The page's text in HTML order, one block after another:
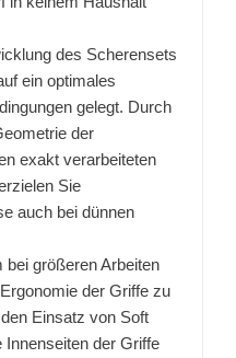
des Scherensets
ein optimales
gelegt. Durch
der
exakt verarbeiteten
Sie
auch bei dünnen
größeren Arbeiten
der Griffe zu
Einsatz von Soft
Innenseiten der Griffe